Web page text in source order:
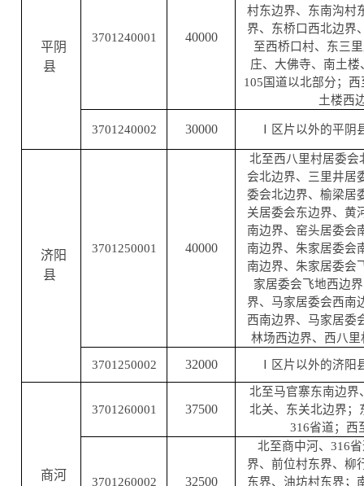
平阴
县
3701240001 40000
村东边界、东南沟村
界、东桥口西北边界
至西桥口村、东三
庄、大佛寺、南土
105国道以北部分；
土楼西
3701240002 30000 Ⅰ区片以外的平阴
济阳
县
3701250001 40000
北至西八里村居委会
会北边界、三里井居
委会北边界、榆梁居
关居委会东边界、黄
南边界、窑头居委会
南边界、朱家居委会
南边界、朱家居委会
家居委会飞地西边
界、马家居委会西南
西南边界、马家居委
林场西边界、西八
3701250002 32000 Ⅰ区片以外的济阳
商河
3701260001 37500
北至马官寨东南边界
北关、东关北边界；
316省道；西
3701260002 32500
北至商中河、316
界、前位村东界、柳
东界、油坊村东界；